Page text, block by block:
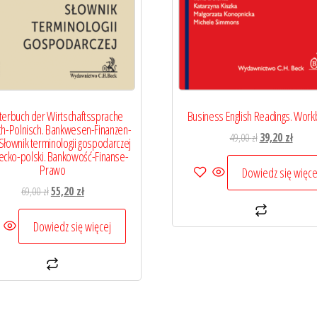
der Wirtschaftssprache
Polnisch. Bankwesen-Finanzen-
terminologii gospodarczej
polski. Bankowość-Finanse-
Prawo
69,00złPierwotna
cena
wynosiła:
69,00 zł.
55,20 złAktualna
cena
wynosi:
55,20 zł.
Dowiedz się więcej
Business English Readings.
49,00zł Pierwotna
cena
wynosiła:
49,00 zł.
39,20 złAktualna
cena
wynosi:
39,20
Dowiedz się